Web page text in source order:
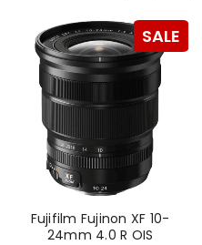
durchWP Captcha
Angemeldet bleiben
SALE
Fujifilm Fujinon XF 10-
24mm 4.0 R OIS